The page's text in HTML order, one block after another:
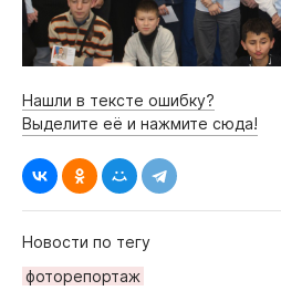
Нашли в тексте ошибку?
Выделите её и нажмите сюда!
Новости по тегу
фоторепортаж